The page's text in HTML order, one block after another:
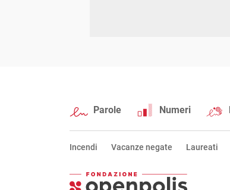
Parole Numeri
Incendi Vacanze negate Laureati